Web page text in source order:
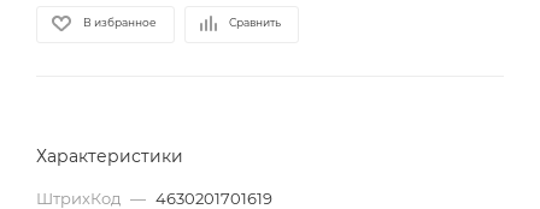
В избранное Сравнить
Характеристики
ШтрихКод — 4630201701619